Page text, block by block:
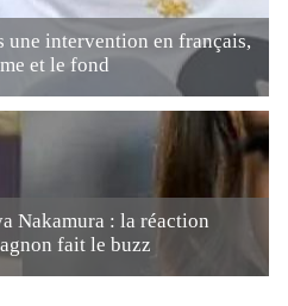
une intervention en français,
et le fond
Nakamura : la réaction
fait le buzz